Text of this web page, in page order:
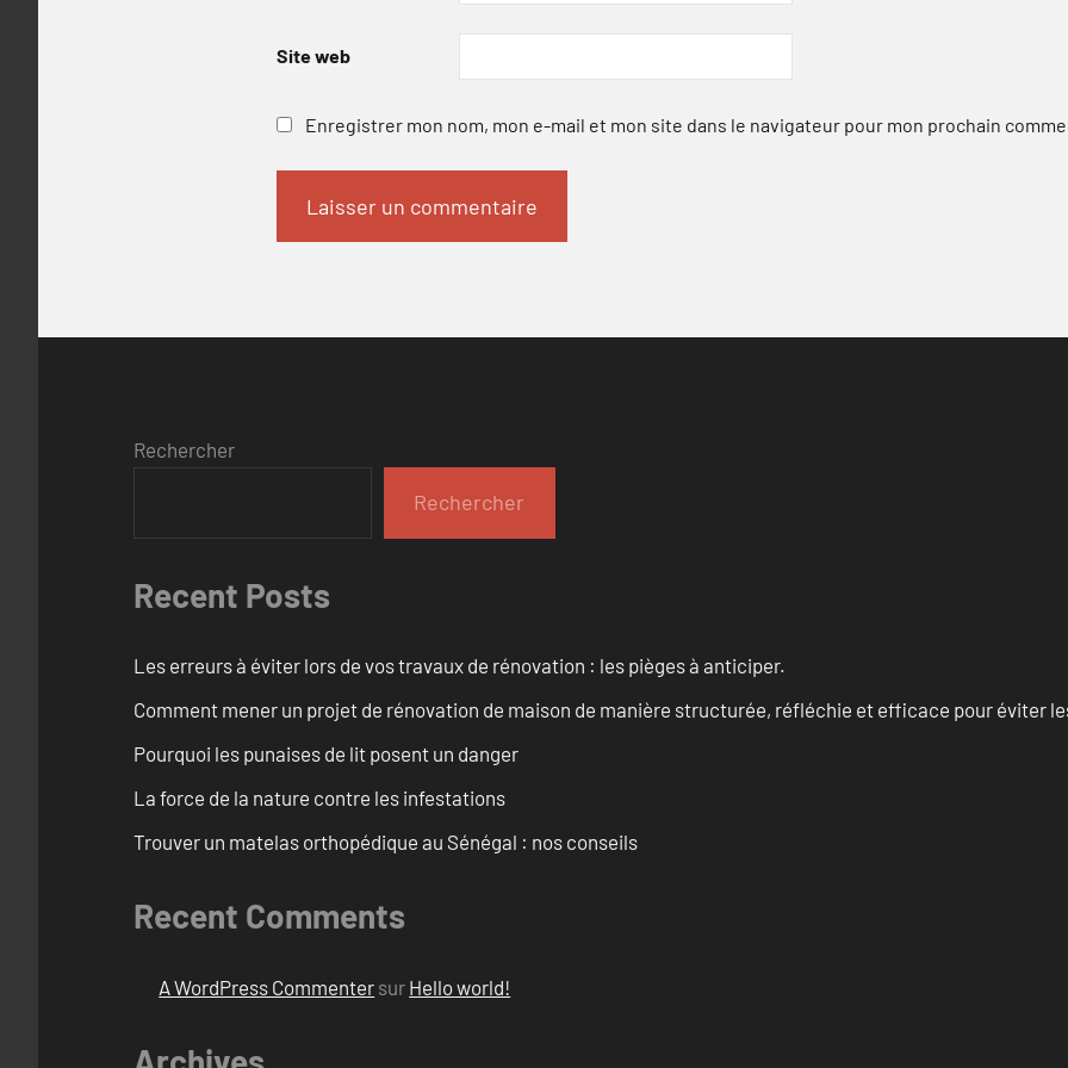
Site web
Enregistrer mon nom, mon e-mail et mon site dans le navigateur pour mon prochain
Rechercher
Rechercher
Recent Posts
Les erreurs à éviter lors de vos travaux de rénovation : les pièges à anticiper.
Comment mener un projet de rénovation de maison de manière structurée, réfléchie et efficace pour éviter
Pourquoi les punaises de lit posent un danger
La force de la nature contre les infestations
Trouver un matelas orthopédique au Sénégal : nos conseils
Recent Comments
A WordPress Commenter sur Hello world!